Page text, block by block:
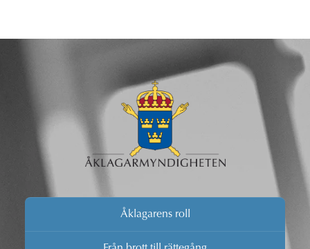
Åklagarens roll